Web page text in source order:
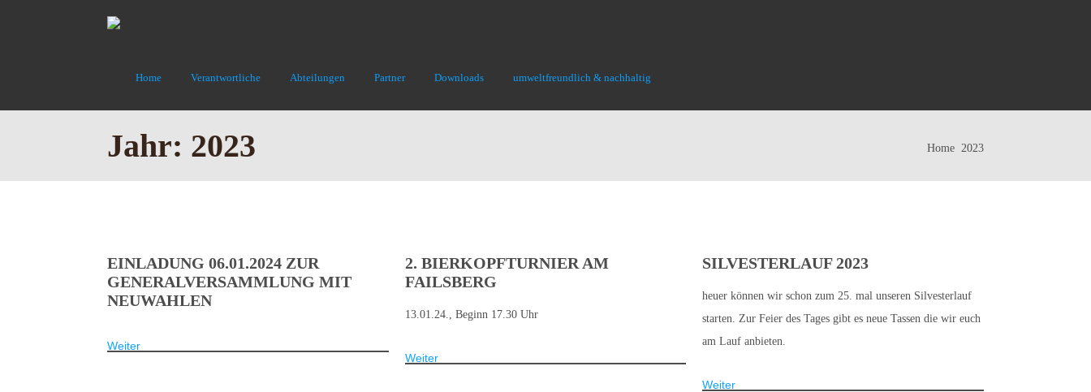
Home Verantwortliche Abteilungen Partner Downloads umweltfreundlich & nachhaltig
Jahr: 2023 Home 2023
EINLADUNG 06.01.2024 ZUR
GENERALVERSAMMLUNG MIT
NEUWAHLEN
Weiter
2. BIERKOPFTURNIER AM
FAILSBERG
13.01.24., Beginn 17.30 Uhr
Weiter
SILVESTERLAUF 2023
heuer können wir schon zum 25. mal unseren Silvesterlauf
starten. Zur Feier des Tages gibt es neue Tassen die wir euch
am Lauf anbieten.
Weiter